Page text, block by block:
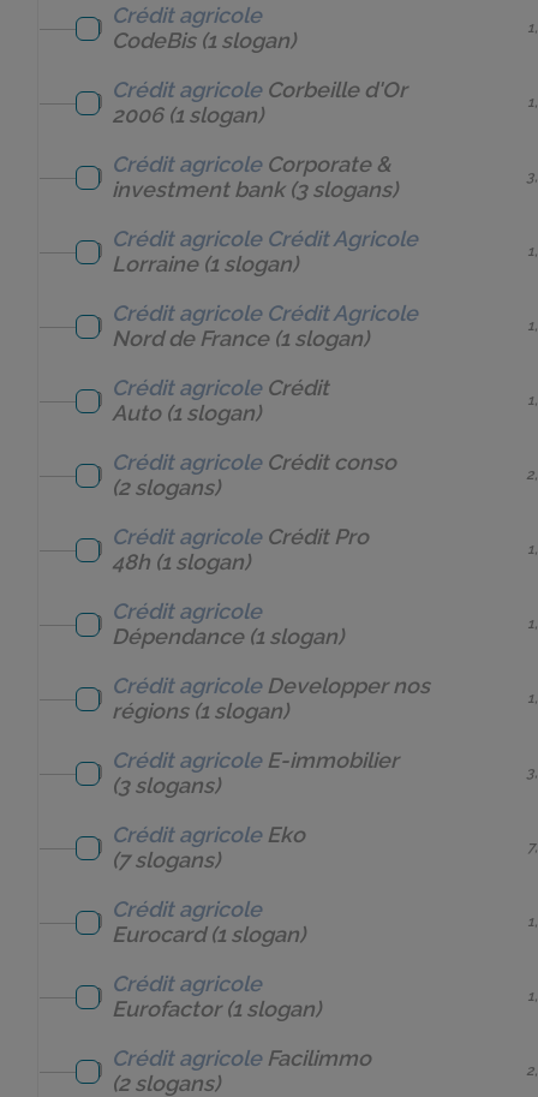
Crédit agricole
CodeBis(1 slogan)
Crédit agricole Corbeille d'Or
2006(1 slogan)
Crédit agricole Corporate &
investment bank(3 slogans)
Crédit agricole Crédit Agricole
Lorraine(1 slogan)
Crédit agricole Crédit Agricole
Nord de France(1 slogan)
Crédit agricole Crédit
Auto(1 slogan)
Crédit agricole Crédit conso
(2 slogans)
Crédit agricole Crédit Pro
48h (1 slogan)
Crédit agricole
Dépendance(1 slogan)
Crédit agricole Developper nos
régions(1 slogan)
Crédit agricole E-immobilier
(3 slogans)
Crédit agricole Eko
(7 slogans)
Crédit agricole
Eurocard(1 slogan)
Crédit agricole
Eurofactor(1 slogan)
Crédit agricole Facilimmo
(2 slogans)